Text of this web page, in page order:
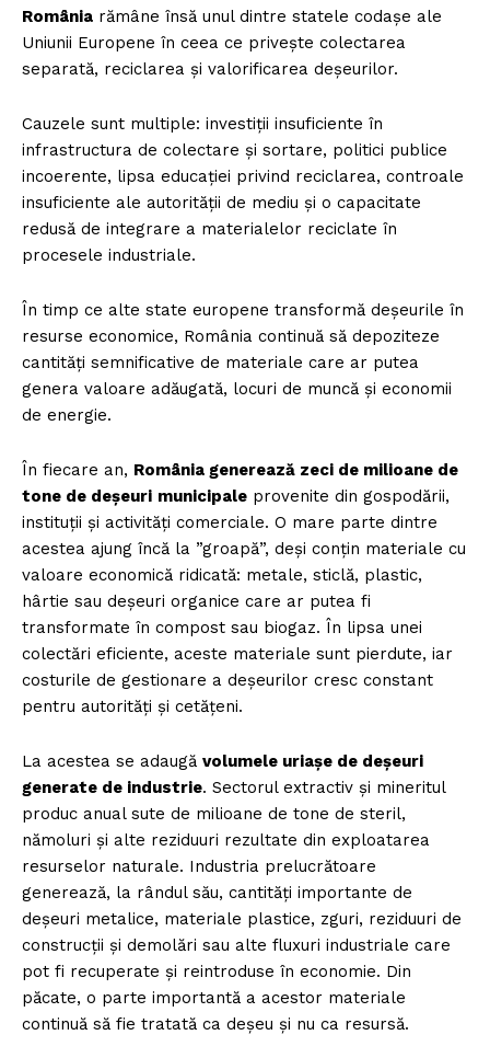
România rămâne însă unul dintre statele codașe ale
Uniunii Europene în ceea ce privește colectarea
separată, reciclarea și valorificarea deșeurilor.
Cauzele sunt multiple: investiții insuficiente în
infrastructura de colectare și sortare, politici publice
incoerente, lipsa educației privind reciclarea, controale
insuficiente ale autorității de mediu și o capacitate
redusă de integrare a materialelor reciclate în
procesele industriale.
În timp ce alte state europene transformă deșeurile în
resurse economice, România continuă să depoziteze
cantități semnificative de materiale care ar putea
genera valoare adăugată, locuri de muncă și economii
de energie.
În fiecare an, România generează zeci de milioane de
tone de deșeuri municipale provenite din gospodării,
instituții și activități comerciale. O mare parte dintre
acestea ajung încă la ”groapă”, deși conțin materiale cu
valoare economică ridicată: metale, sticlă, plastic,
hârtie sau deșeuri organice care ar putea fi
transformate în compost sau biogaz. În lipsa unei
colectări eficiente, aceste materiale sunt pierdute, iar
costurile de gestionare a deșeurilor cresc constant
pentru autorități și cetățeni.
La acestea se adaugă volumele uriașe de deșeuri
generate de industrie. Sectorul extractiv și mineritul
produc anual sute de milioane de tone de steril,
nămoluri și alte reziduuri rezultate din exploatarea
resurselor naturale. Industria prelucrătoare
generează, la rândul său, cantități importante de
deșeuri metalice, materiale plastice, zguri, reziduuri de
construcții și demolări sau alte fluxuri industriale care
pot fi recuperate și reintroduse în economie. Din
păcate, o parte importantă a acestor materiale
continuă să fie tratată ca deșeu și nu ca resursă.